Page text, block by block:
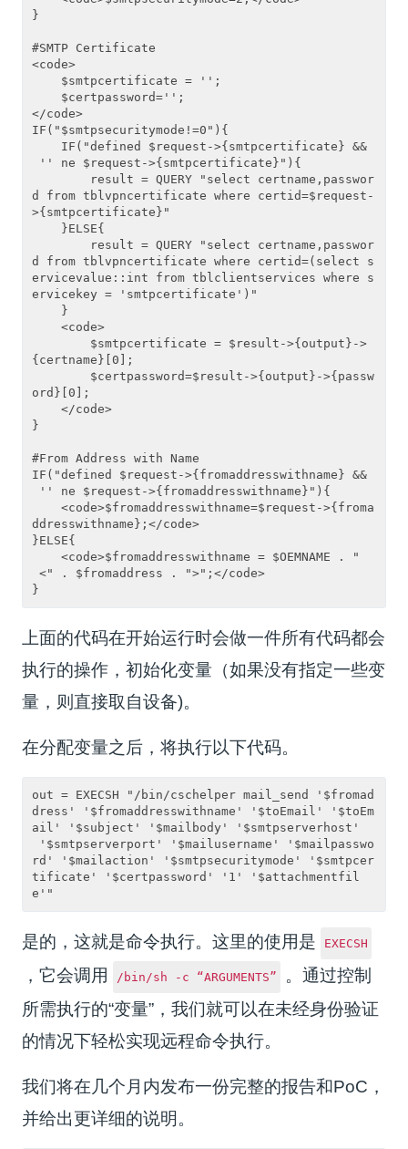
}
#SMTP Certificate
<code>
    $smtpcertificate = '';
    $certpassword='';
</code>
IF("$smtpsecuritymode!=0"){
    IF("defined $request->{smtpcertificate} &&
'' ne $request->{smtpcertificate}"){
        result = QUERY "select certname,passwor
d from tblvpncertificate where certid=$request-
>{smtpcertificate}"
    }ELSE{
        result = QUERY "select certname,passwor
d from tblvpncertificate where certid=(select s
ervicevalue::int from tblclientservices where s
ervicekey = 'smtpcertificate')"
    }
    <code>
        $smtpcertificate = $result->{output}->
{certname}[0];
        $certpassword=$result->{output}->{passw
ord}[0];
    </code>
}
#From Address with Name
IF("defined $request->{fromaddresswithname} &&
'' ne $request->{fromaddresswithname}"){
    <code>$fromaddresswithname=$request->{froma
ddresswithname};</code>
}ELSE{
    <code>$fromaddresswithname = $OEMNAME . "
<" . $fromaddress . ">";</code>
上面的代码在开始运行时会做一件所有代码都会
执行的操作，初始化变量（如果没有指定一些变
量，则直接取自设备)。
在分配变量之后，将执行以下代码。
out = EXECSH "/bin/cschelper mail_send '$fromad
dress' '$fromaddresswithname' '$toEmail' '$toEm
ail' '$subject' '$mailbody' '$smtpserverhost'
'$smtpserverport' '$mailusername' '$mailpasswo
rd' '$mailaction' '$smtpsecuritymode' '$smtpcer
tificate' '$certpassword' '1' '$attachmentfil
是的，这就是命令执行。这里的使用是 EXECSH
，它会调用 /bin/sh -c “ARGUMENTS”
。通过控制
所需执行的“变量”，我们就可以在未经身份验证
的情况下轻松实现远程命令执行。
我们将在几个月内发布一份完整的报告和PoC，
并给出更详细的说明。